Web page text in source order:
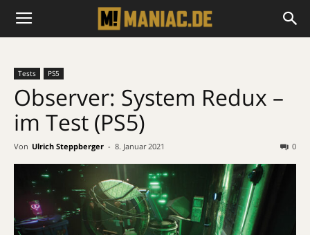
Tests PS5
Observer: System Redux –
im Test (PS5)
Von Ulrich Steppberger - 8. Januar 2021 0